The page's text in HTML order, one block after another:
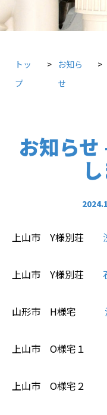
トッ
プ
お知ら
せ
お知ら
上山市 Y様別荘
上山市 Y様別荘
山形市 H様宅
上山市 O様宅１
上山市 O様宅２